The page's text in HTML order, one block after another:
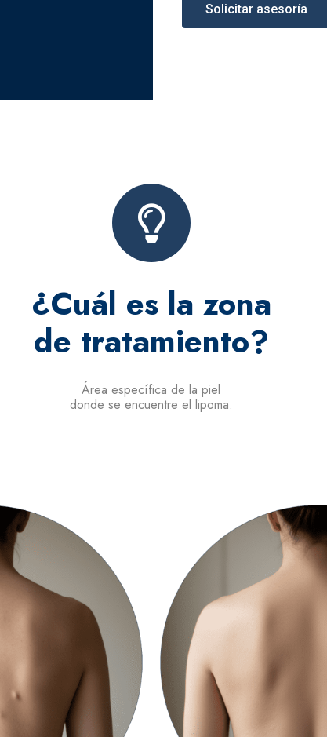
Solicitar asesoría
¿Cuál es la zona
de tratamiento?
Área específica de la piel
donde se encuentre el lipoma.